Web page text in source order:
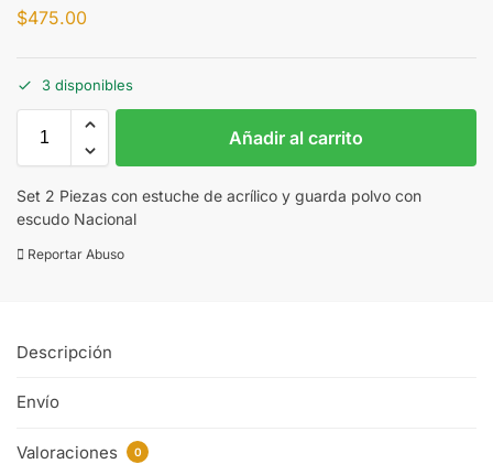
$475.00
3 disponibles
Añadir al carrito
Set 2 Piezas con estuche de acrílico y guarda polvo con
escudo Nacional
Reportar Abuso
Descripción
Envío
Valoraciones 0